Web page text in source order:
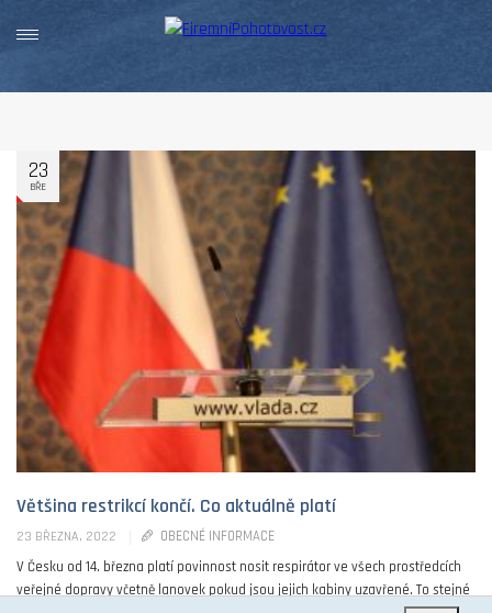
23
BŘE
Většina restrikcí končí. Co aktuálně platí
23 BŘEZNA, 2022
OBECNÉ INFORMACE
V Česku od 14. března platí povinnost nosit respirátor ve všech prostředcích
veřejné dopravy včetně lanovek pokud jsou jejich kabiny uzavřené. To stejné